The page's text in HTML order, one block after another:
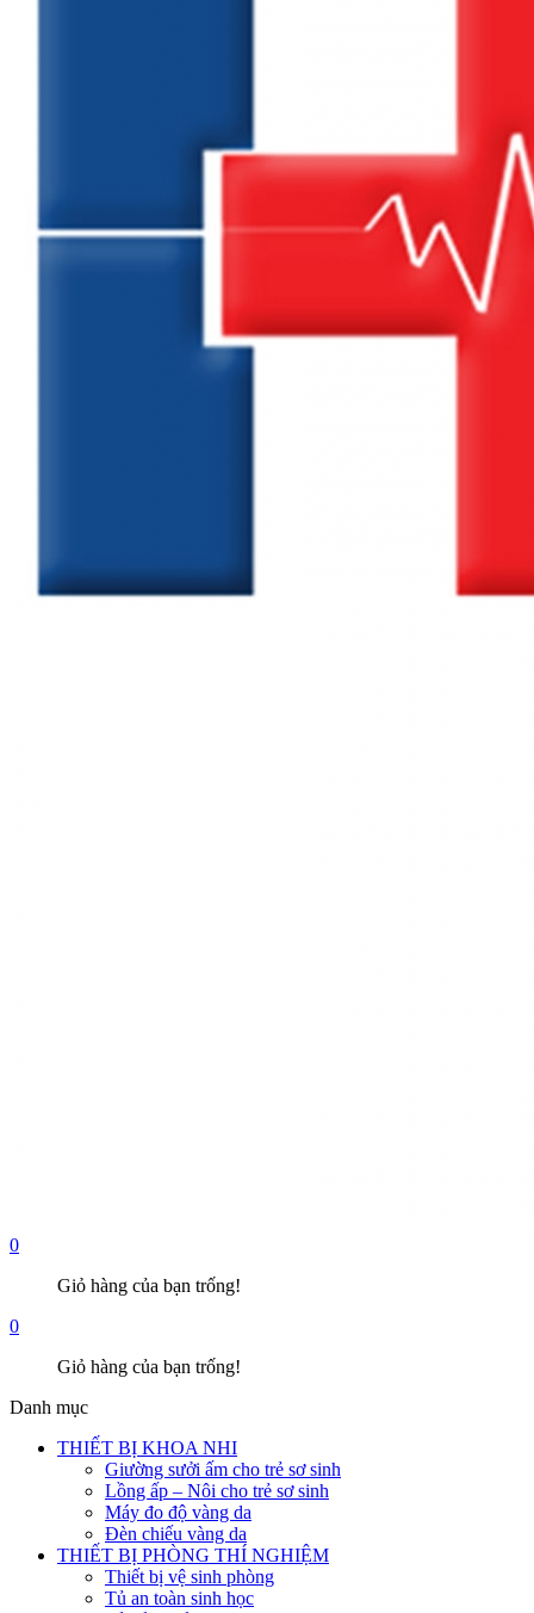
0
Giỏ hàng của bạn trống!
0
Giỏ hàng của bạn trống!
Danh mục
THIẾT BỊ KHOA NHI
Giường sưởi ấm cho trẻ sơ sinh
Lồng ấp – Nôi cho trẻ sơ sinh
Máy đo độ vàng da
Đèn chiếu vàng da
THIẾT BỊ PHÒNG THÍ NGHIỆM
Thiết bị vệ sinh phòng
Tủ an toàn sinh học